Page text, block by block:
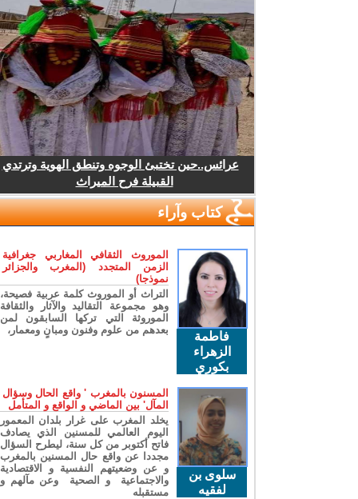
عرائس..حين تختبئ الوجوه وتنطق الهوية وترتدي
القبيلة فرح الميراث
كتاب وآراء
فاطمة
الزهراء
بكوري
الموروث الثقافي المغاربي جغرافية
الزمن المتجدد (المغرب والجزائر
نموذجا)
التراث أو الموروث كلمة عربية فصيحة،
وهو مجموعة التقاليد والآثار والثقافة
الموروثة التي تركها السابقون لمن
بعدهم من علوم وفنون ومبانٍ ومعمار،
سلوى بن
لفقيه
المسنون بالمغرب ' واقع الحال وسؤال
المآل' بين الماضي و الواقع و المتأمل
يخلد المغرب على غرار بلدان المعمور
اليوم العالمي للمسنين الذي يصادف
فاتح أكتوبر من كل سنة، ليطرح السؤال
مجددا عن واقع حال المسنين بالمغرب
و عن وضعيتهم النفسية و الاقتصادية
والاجتماعية و الصحية وعن مآلهم و
مستقبله